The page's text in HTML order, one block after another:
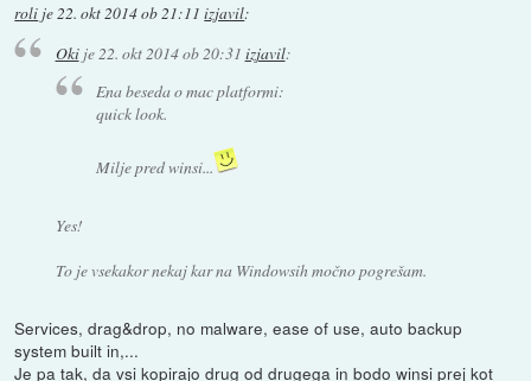
roli je22. okt 2014 ob 21:11 izjavil:
Okije 22. okt 2014 ob 20:31 izjavil:
Ena beseda o mac platformi:
quick look.
Milje pred winsi...
Yes!
To je vsekakor nekaj kar na Windowsih močno pogrešam.
Services, drag&drop, no malware, ease of use, auto backup
system built in,...
Je pa tak, da vsi kopirajo drug od drugega in bodo winsi prej kot